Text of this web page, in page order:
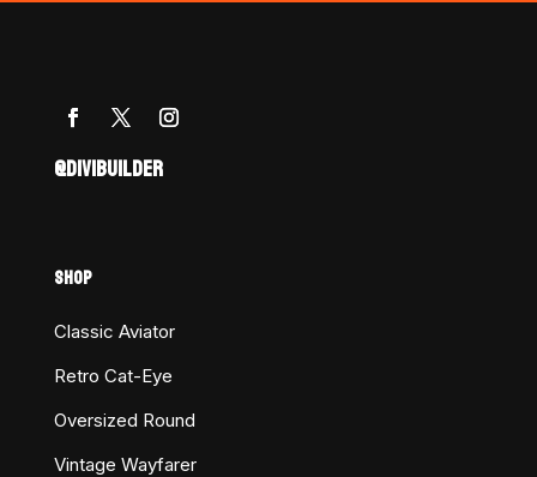
@DIVIBUILDER
SHOP
Classic Aviator
Retro Cat-Eye
Oversized Round
Vintage Wayfarer